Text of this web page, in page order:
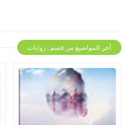
أخر المواضيع من قسم : روايات